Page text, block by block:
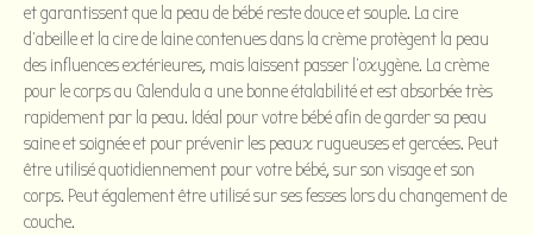
et garantissent que la peau de bébé reste douce et souple. La cire
d'abeille et la cire de laine contenues dans la crème protègent la peau
des influences extérieures, mais laissent passer l'oxygène. La crème
pour le corps au Calendula a une bonne étalabilité et est absorbée très
rapidement par la peau. Idéal pour votre bébé afin de garder sa peau
saine et soignée et pour prévenir les peaux rugueuses et gercées. Peut
être utilisé quotidiennement pour votre bébé, sur son visage et son
corps. Peut également être utilisé sur ses fesses lors du changement de
couche.